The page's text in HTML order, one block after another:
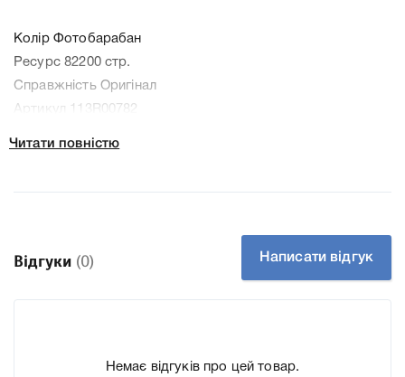
Колір Фотобарабан
Ресурс 82200 стр.
Справжність Оригінал
Артикул 113R00782
до якого підходить Фотобарабан Xerox 113R00782, що
дозволить Вам легко підтвердити правильність вибору.
Читати повністю
Відгуки (0) Написати відгук
Немає відгуків про цей товар.